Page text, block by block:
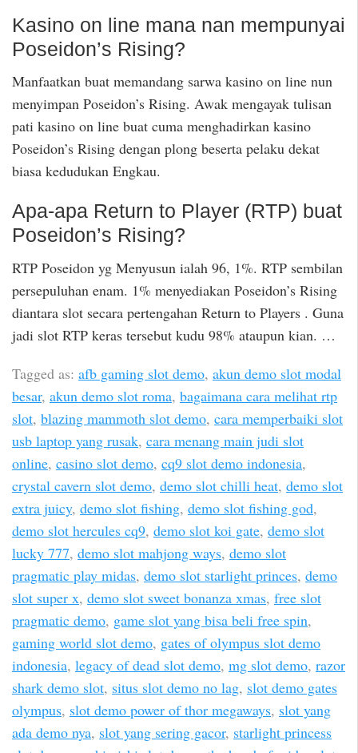
Kasino on line mana nan mempunyai
Poseidon’s Rising?
Manfaatkan buat memandang sarwa kasino on line nun
menyimpan Poseidon’s Rising. Awak mengayak tulisan
pati kasino on line buat cuma menghadirkan kasino
Poseidon’s Rising dengan plong beserta pelaku dekat
biasa kedudukan Engkau.
Apa-apa Return to Player (RTP) buat
Poseidon’s Rising?
RTP Poseidon yg Menyusun ialah 96, 1%. RTP sembilan
persepuluhan enam. 1% menyediakan Poseidon’s Rising
diantara slot secara pertengahan Return to Players . Guna
jadi slot RTP keras tersebut kudu 98% ataupun kian. …
Tagged as: afb gaming slot demo, akun demo slot modal
besar, akun demo slot roma, bagaimana cara melihat rtp
slot, blazing mammoth slot demo, cara memperbaiki slot
usb laptop yang rusak, cara menang main judi slot
online, casino slot demo, cq9 slot demo indonesia,
crystal cavern slot demo, demo slot chilli heat, demo slot
extra juicy, demo slot fishing, demo slot fishing god,
demo slot hercules cq9, demo slot koi gate, demo slot
lucky 777, demo slot mahjong ways, demo slot
pragmatic play midas, demo slot starlight princes, demo
slot super x, demo slot sweet bonanza xmas, free slot
pragmatic demo, game slot yang bisa beli free spin,
gaming world slot demo, gates of olympus slot demo
indonesia, legacy of dead slot demo, mg slot demo, razor
shark demo slot, situs slot demo no lag, slot demo gates
olympus, slot demo power of thor megaways, slot yang
ada demo nya, slot yang sering gacor, starlight princess